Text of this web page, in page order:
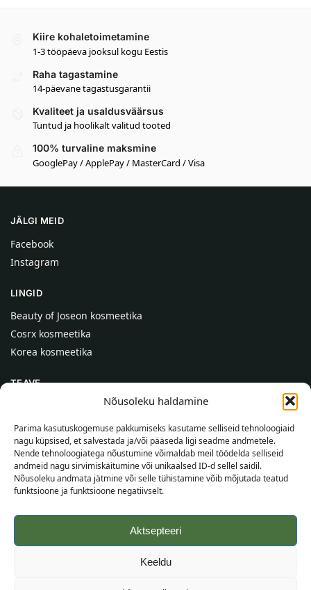
Nõusoleku haldamine
Parima kasutuskogemuse pakkumiseks kasutame selliseid tehnoloogiaid
nagu küpsised, et salvestada ja/või pääseda ligi seadme andmetele.
Nende tehnoloogiatega nõustumine võimaldab meil töödelda selliseid
andmeid nagu sirvimiskäitumine või unikaalsed ID-d sellel saidil.
Nõusoleku andmata jätmine või selle tühistamine võib mõjutada teatud
funktsioone ja funktsioone negatiivselt.
Aktsepteeri
Keeldu
Kiire kohaletoimetamine
1-3 tööpäeva jooksul kogu Eestis
Raha tagastamine
14-päevane tagastusgarantii
Kvaliteet ja usaldusväärsus
Tuntud ja hoolikalt valitud tooted
100% turvaline maksmine
GooglePay / ApplePay / MasterCard / Visa
JÄLGI MEID
Facebook
Instagram
LINGID
Beauty of Joseon kosmeetika
Cosrx kosmeetika
Korea kosmeetika
TEAVE
Kontaktid
Abi
TEAVE OSTJALE
Tarnetingimused
Tingimused
Veebikaart